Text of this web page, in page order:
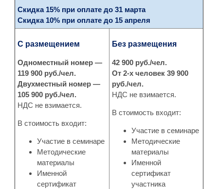
Скидка 15% при оплате до 31 марта
Скидка 10% при оплате до 15 апреля
С размещением
Одноместный номер —
119 900 руб./чел.
Двухместный номер —
105 900 руб./чел.
НДС не взимается.
В стоимость входит:
Участие в семинаре
Методические
материалы
Именной
сертификат
Без размещения
42 900 руб./чел.
От 2-х человек 39 900
руб./чел.
НДС не взимается.
В стоимость входит:
Участие в семинаре
Методические
материалы
Именной
сертификат
участника